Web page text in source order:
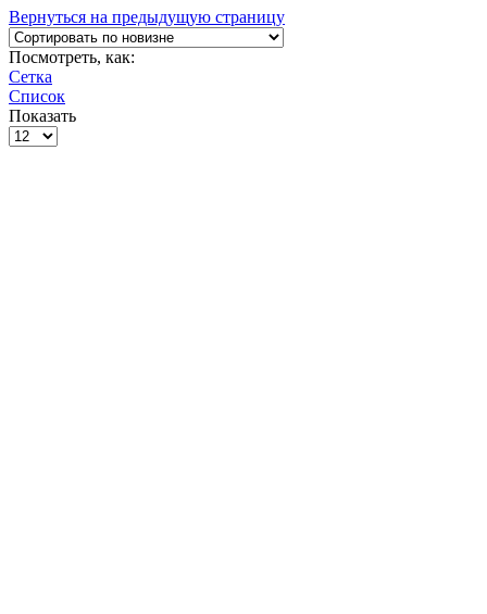
Вернуться на предыдущую страницу
Посмотреть, как:
Сетка
Список
Показать